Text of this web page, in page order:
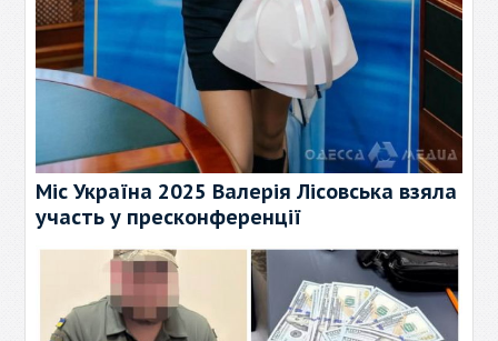
Міс Україна 2025 Валерія Лісовська взяла
участь у пресконференції